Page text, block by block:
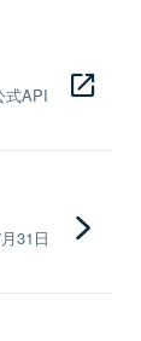
式API
31日